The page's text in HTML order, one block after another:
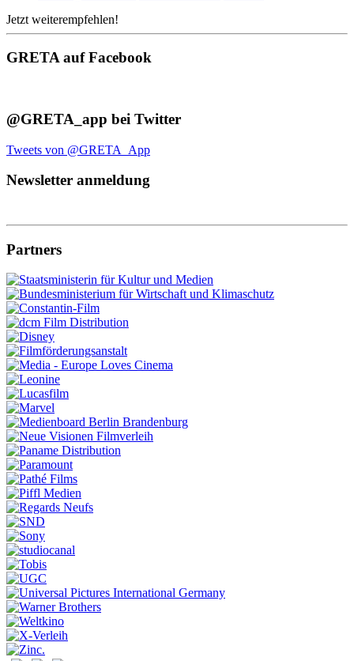
Jetzt weiterempfehlen!
GRETA auf Facebook
@GRETA_app bei Twitter
Tweets von @GRETA_App
Newsletter anmeldung
Partners